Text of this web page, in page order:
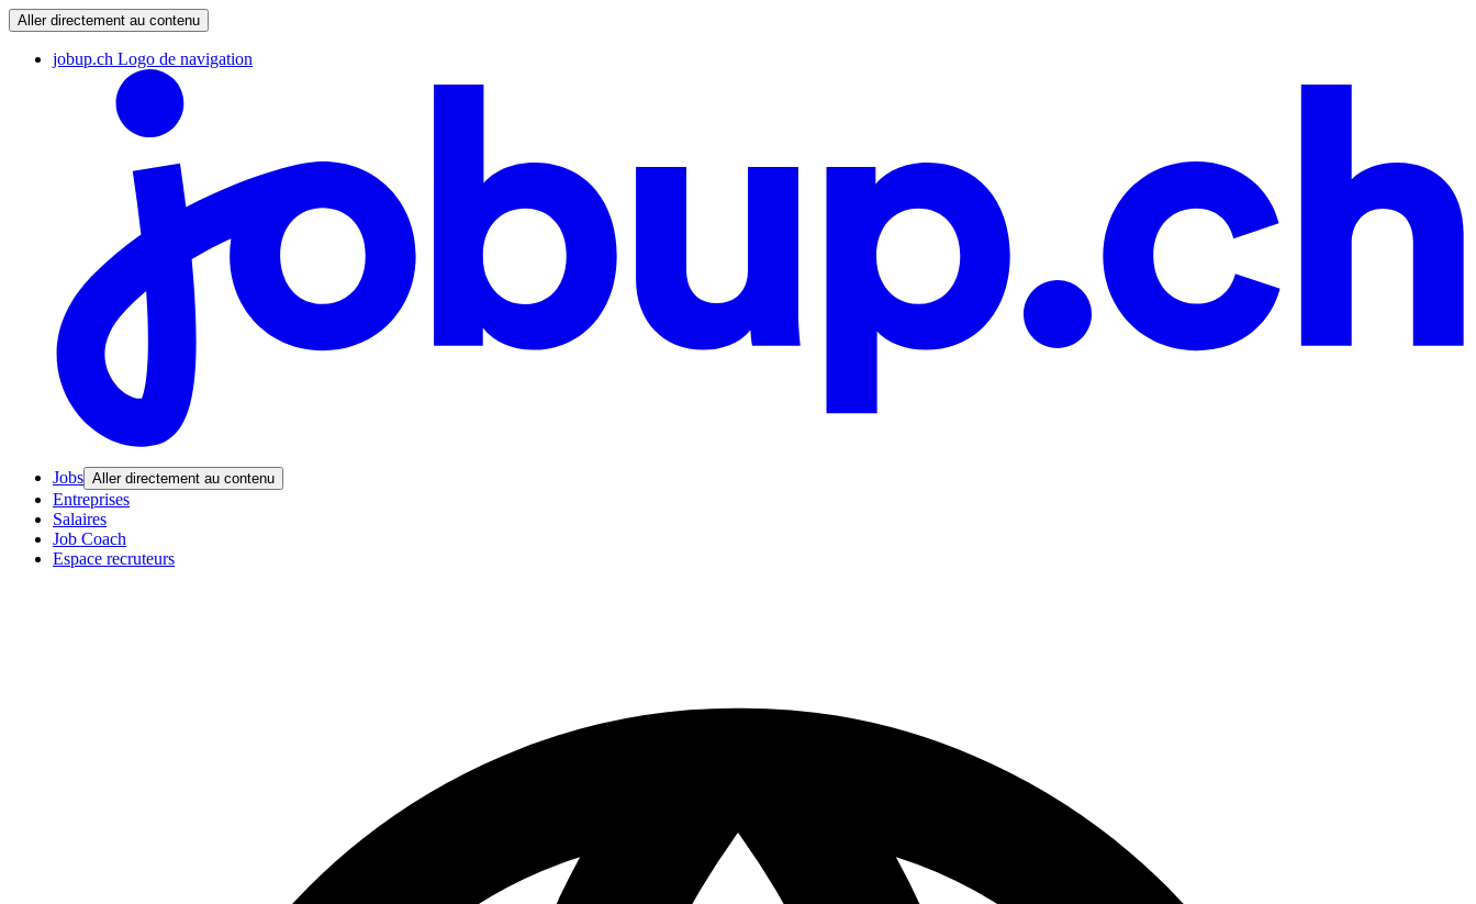
Aller directement au contenu
jobup.ch Logo de navigation
Jobs Aller directement au contenu
Entreprises
Salaires
Job Coach
Espace recruteurs